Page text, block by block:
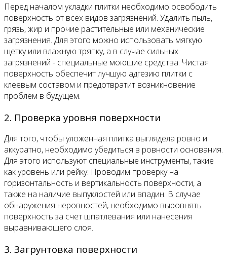
Перед началом укладки плитки необходимо освободить
поверхность от всех видов загрязнений. Удалить пыль,
грязь, жир и прочие растительные или механические
загрязнения. Для этого можно использовать мягкую
щетку или влажную тряпку, а в случае сильных
загрязнений - специальные моющие средства. Чистая
поверхность обеспечит лучшую адгезию плитки с
клеевым составом и предотвратит возникновение
проблем в будущем.
2. Проверка уровня поверхности
Для того, чтобы уложенная плитка выглядела ровно и
аккуратно, необходимо убедиться в ровности основания.
Для этого используют специальные инструменты, такие
как уровень или рейку. Проводим проверку на
горизонтальность и вертикальность поверхности, а
также на наличие выпуклостей или впадин. В случае
обнаружения неровностей, необходимо выровнять
поверхность за счет шпатлевания или нанесения
выравнивающего слоя.
3. Загрунтовка поверхности